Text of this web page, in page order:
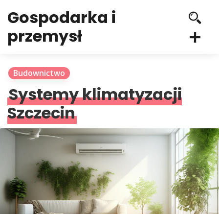
Gospodarka i
przemysł
Budownictwo
Systemy klimatyzacji
Szczecin